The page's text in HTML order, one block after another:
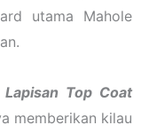
utama Mahole
Lapisan Top Coat
memberikan kilau